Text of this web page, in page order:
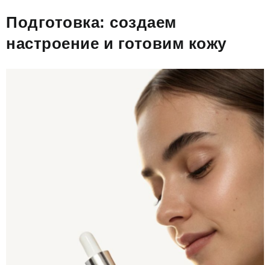
Подготовка: создаем
настроение и готовим кожу